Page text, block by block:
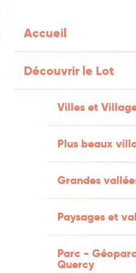
Accueil
Découvrir le Lot
Villes et
Plus beaux
Grandes
Paysages et
Parc -
Quercy
du Quercy - Samedi
Restaurant du
MUSIQUE
46500 Gramat